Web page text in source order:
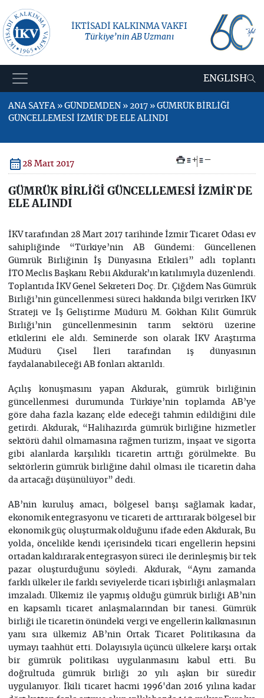
İKTİSADİ KALKINMA VAKFI
Türkiye’nin AB Uzmanı
ENGLISH
ANA SAYFA » GÜNDEMDEN » 2017 » GÜMRÜK BİRLİĞİ
GÜNCELLEMESİ İZMİR`DE ELE ALINDI
28 Mart 2017 + –
GÜMRÜK BİRLİĞİ GÜNCELLEMESİ İZMİR`DE
ELE ALINDI
İKV tarafından 28 Mart 2017 tarihinde İzmir Ticaret Odası ev
sahipliğinde “Türkiye’nin AB Gündemi: Güncellenen
Gümrük Birliğinin İş Dünyasına Etkileri” adlı toplantı
İTO Meclis Başkanı Rebii Akdurak’ın katılımıyla düzenlendi.
Toplantıda İKV Genel Sekreteri Doç. Dr. Çiğdem Nas Gümrük
Birliği’nin güncellenmesi süreci hakkında bilgi verirken İKV
Strateji ve İş Geliştirme Müdürü M. Gökhan Kilit Gümrük
Birliği’nin güncellenmesinin tarım sektörü üzerine
etkilerini ele aldı. Seminerde son olarak İKV Araştırma
Müdürü Çisel İleri tarafından iş dünyasının
faydalanabileceği AB fonları aktarıldı.
Açılış konuşmasını yapan Akdurak, gümrük birliğinin
güncellenmesi durumunda Türkiye’nin toplamda AB’ye
göre daha fazla kazanç elde edeceği tahmin edildiğini dile
getirdi. Akdurak, “Halihazırda gümrük birliğine hizmetler
sektörü dahil olmamasına rağmen turizm, inşaat ve sigorta
gibi alanlarda karşılıklı ticaretin arttığı görülmekte. Bu
sektörlerin gümrük birliğine dahil olması ile ticaretin daha
da artacağı düşünülüyor” dedi.
AB’nin kuruluş amacı, bölgesel barışı sağlamak kadar,
ekonomik entegrasyonu ve ticareti de arttırarak bölgesel bir
ekonomik güç oluşturmak olduğunu ifade eden Akdurak, Bu
yolda, öncelikle kendi içerisindeki ticari engellerin hepsini
ortadan kaldırarak entegrasyon süreci ile derinleşmiş bir tek
pazar oluşturduğunu söyledi. Akdurak, “Aynı zamanda
farklı ülkeler ile farklı seviyelerde ticari işbirliği anlaşmaları
imzaladı. Ülkemiz ile yapmış olduğu gümrük birliği AB’nin
en kapsamlı ticaret anlaşmalarından bir tanesi. Gümrük
birliği ile ticaretin önündeki vergi ve engellerin kalkmasının
yanı sıra ülkemiz AB’nin Ortak Ticaret Politikasına da
uymayı taahhüt etti. Dolayısıyla üçüncü ülkelere karşı ortak
bir gümrük politikası uygulanmasını kabul etti. Bu
doğrultuda gümrük birliği 20 yılı aşkın bir süredir
uygulanıyor. İkili ticaret hacmi 1996'dan 2016 yılına kadar